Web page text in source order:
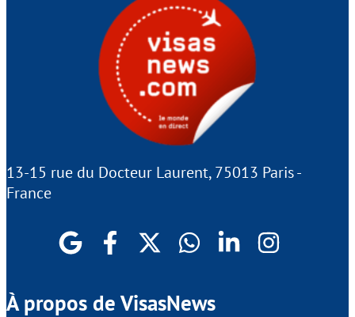
13-15 rue du Docteur Laurent, 75013 Paris -
France
À propos de VisasNews